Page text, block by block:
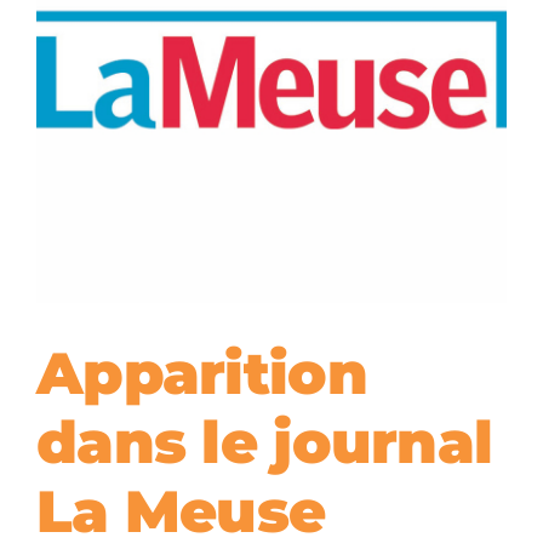
Apparition
dans le journal
La Meuse